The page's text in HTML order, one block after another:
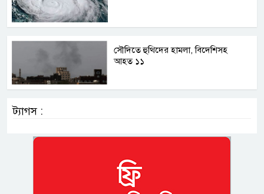
সৌদিতে হুথিদের হামলা, বিদেশিসহ
আহত ১১
ট্যাগস :